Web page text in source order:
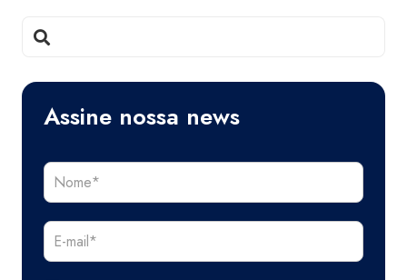
Assine nossa news